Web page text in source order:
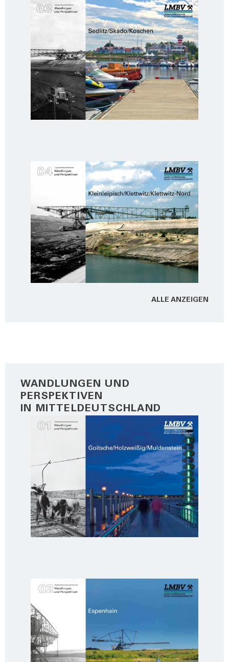
ALLE ANZEI­GEN
WANDLUNGEN UND
PERSPEKTIVEN
IN MITTELDEUTSCHLAND